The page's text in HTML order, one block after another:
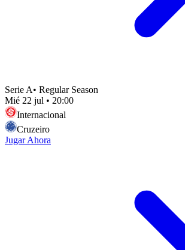
Serie A• Regular Season
Mié 22 jul • 20:00
Internacional
Cruzeiro
Jugar Ahora